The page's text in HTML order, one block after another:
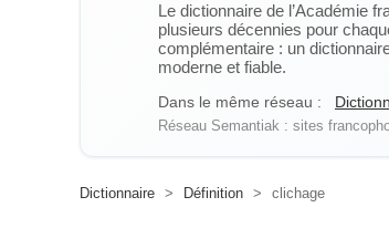
Le dictionnaire de l’Académie
plusieurs décennies pour
complémentaire : un
moderne et fiable.
Dans le même réseau :
Réseau Semantiak : sites
Dictionnaire > Définition > clichage